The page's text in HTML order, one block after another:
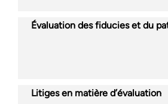
Évaluation des fiducies et du
Litiges en matière d’évaluation